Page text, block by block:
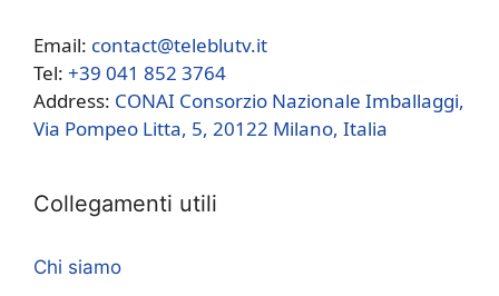
Email: contact@teleblutv.it
Tel: +39 041 852 3764
Address: CONAI Consorzio Nazionale Imballaggi,
Via Pompeo Litta, 5, 20122 Milano, Italia
Collegamenti utili
Chi siamo